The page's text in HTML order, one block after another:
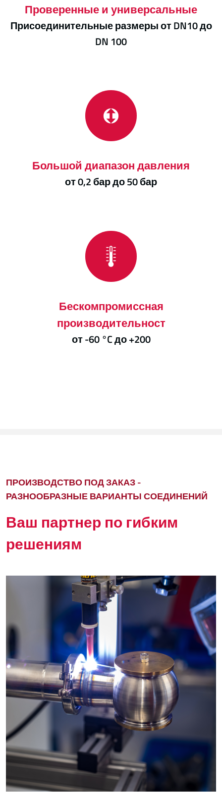
Проверенные и универсальные
Присоединительные размеры от DN10 до
DN 100
Большой диапазон давления
от 0,2 бар до 50 бар
Бескомпромиссная
производительност
от -60 °C до +200
ПРОИЗВОДСТВО ПОД ЗАКАЗ -
РАЗНООБРАЗНЫЕ ВАРИАНТЫ СОЕДИНЕНИЙ
Ваш партнер по гибким
решениям